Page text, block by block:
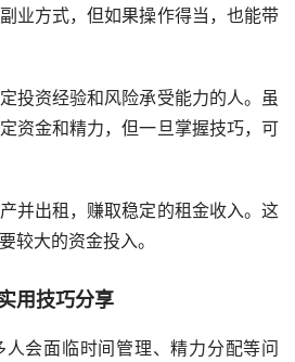
业方式，但如果操作得当，也能带
投资经验和风险承受能力的人。虽
资金和精力，但一旦掌握技巧，可
并出租，赚取稳定的租金收入。这
较大的资金投入。
用技巧分享
会面临时间管理、精力分配等问